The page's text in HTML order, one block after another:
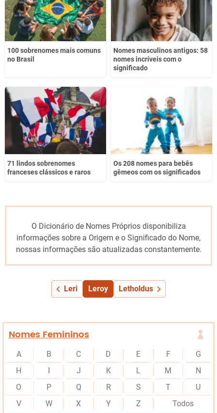
100 sobrenomes mais comuns
no Brasil
Nomes masculinos antigos: 58
nomes incríveis com o
significado
71 lindos sobrenomes
franceses clássicos e raros
Os 208 nomes para bebês
gêmeos com os significados
O Dicionário de Nomes Próprios disponibiliza
informações sobre a Origem e o Significado do Nome,
nossas informações são atualizadas constantemente.
Leri Leroy Letholdus
Nomes Femininos
A B C D E F
G
H
J K L M
N
O
P Q R S T
U
V
W X Y Z Todos